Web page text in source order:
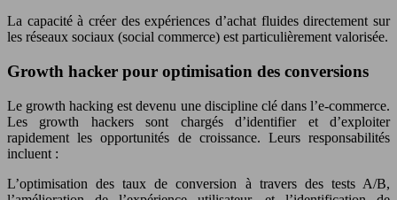
La capacité à créer des expériences d’achat fluides directement sur
les réseaux sociaux (social commerce) est particulièrement valorisée.
Growth hacker pour optimisation des conversions
Le growth hacking est devenu une discipline clé dans l’e-commerce.
Les growth hackers sont chargés d’identifier et d’exploiter
rapidement les opportunités de croissance. Leurs responsabilités
incluent :
L’optimisation des taux de conversion à travers des tests A/B,